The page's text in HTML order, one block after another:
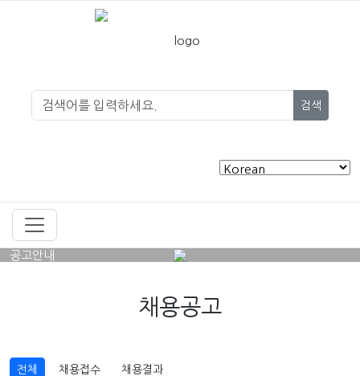
검색
공고안내
채용공고
전체 채용접수 채용결과